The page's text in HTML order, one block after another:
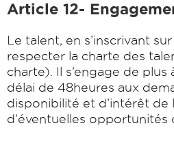
Article 12-
Le talent, en s’inscrivant
respecter la charte des
charte). Il s’engage de
délai de 48heures aux
disponibilité et d’intérêt de
d’éventuelles opportunités